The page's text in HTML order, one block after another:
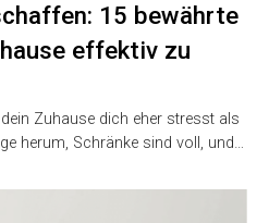
15 bewährte
effektiv zu
Zuhause dich eher stresst als
herum, Schränke sind voll, und…